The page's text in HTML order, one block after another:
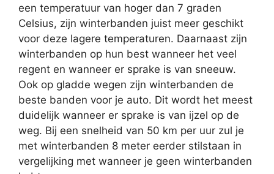
een temperatuur van hoger dan 7 graden
Celsius, zijn winterbanden juist meer geschikt
voor deze lagere temperaturen. Daarnaast zijn
winterbanden op hun best wanneer het veel
regent en wanneer er sprake is van sneeuw.
Ook op gladde wegen zijn winterbanden de
beste banden voor je auto. Dit wordt het meest
duidelijk wanneer er sprake is van ijzel op de
weg. Bij een snelheid van 50 km per uur zul je
met winterbanden 8 meter eerder stilstaan in
vergelijking met wanneer je geen winterbanden